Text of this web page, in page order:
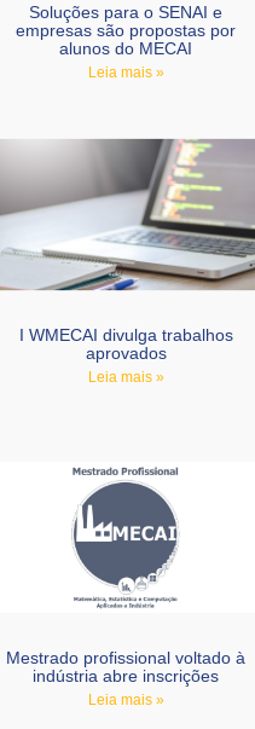
Soluções para o SENAI e
empresas são propostas por
alunos do MECAI
Leia mais »
I WMECAI divulga trabalhos
aprovados
Leia mais »
Mestrado profissional voltado à
indústria abre inscrições
Leia mais »